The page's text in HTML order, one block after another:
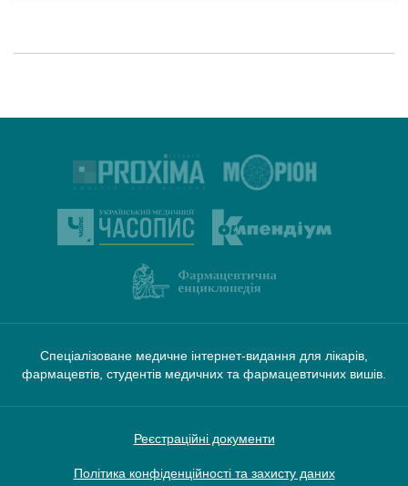
Спеціалізоване медичне інтернет-видання для лікарів,
фармацевтів, студентів медичних та фармацевтичних вишів.
Реєстраційні документи
Політика конфіденційності та захисту даних